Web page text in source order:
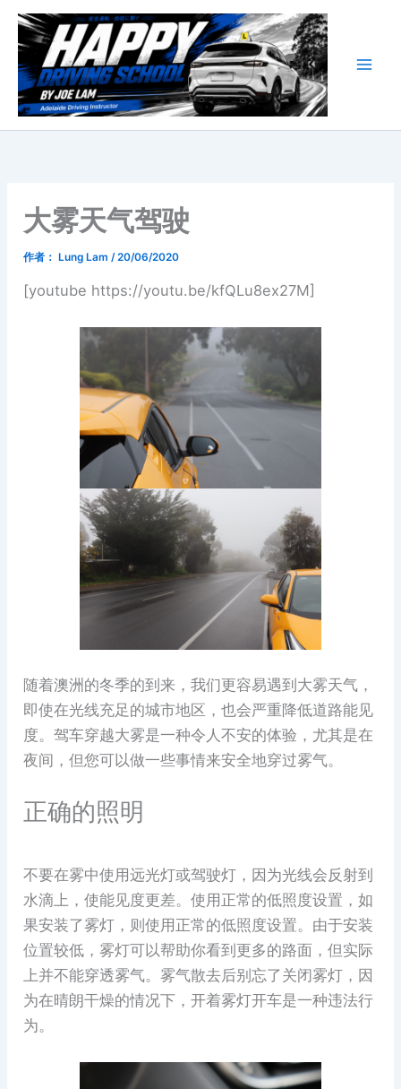
大雾天气驾驶
作者： Lung Lam /20/06/2020
[youtube https://youtu.be/kfQLu8ex27M]
随着澳洲的冬季的到来，我们更容易遇到大雾天气，
即使在光线充足的城市地区，也会严重降低道路能见
度。驾车穿越大雾是一种令人不安的体验，尤其是在
夜间，但您可以做一些事情来安全地穿过雾气。
正确的照明
不要在雾中使用远光灯或驾驶灯，因为光线会反射到
水滴上，使能见度更差。使用正常的低照度设置，如
果安装了雾灯，则使用正常的低照度设置。由于安装
位置较低，雾灯可以帮助你看到更多的路面，但实际
上并不能穿透雾气。雾气散去后别忘了关闭雾灯，因
为在晴朗干燥的情况下，开着雾灯开车是一种违法行
为。